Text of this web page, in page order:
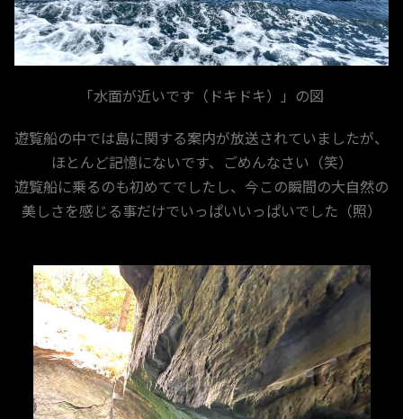
「水面が近いです（ドキドキ）」の図
遊覧船の中では島に関する案内が放送されていましたが、
ほとんど記憶にないです、ごめんなさい（笑）
遊覧船に乗るのも初めてでしたし、今この瞬間の大自然の
美しさを感じる事だけでいっぱいいっぱいでした（照）